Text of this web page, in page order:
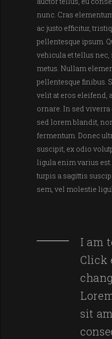
nunc. Cras
ac justo efficitur,
pellentesque ipsum.
vehicula et tellus
metus. Nullam
pellentesque finibus.
velit at eros eleifend,
ornare. In sed
sed lorem blandit,
fermentum. Donec
suscipit, ex odio
ligula enim varius
turpis a sagittis
sem, vel molestie
I am
Click
sit